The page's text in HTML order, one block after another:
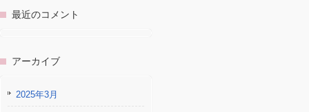
最近のコメント
アーカイブ
2025年3月